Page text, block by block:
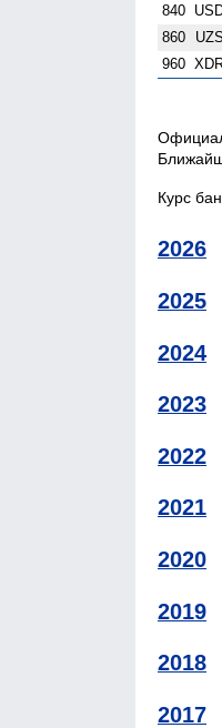
840
860 UZS
960
Курс
2026
2025
2024
2023
2022
2021
2020
2019
2018
2017